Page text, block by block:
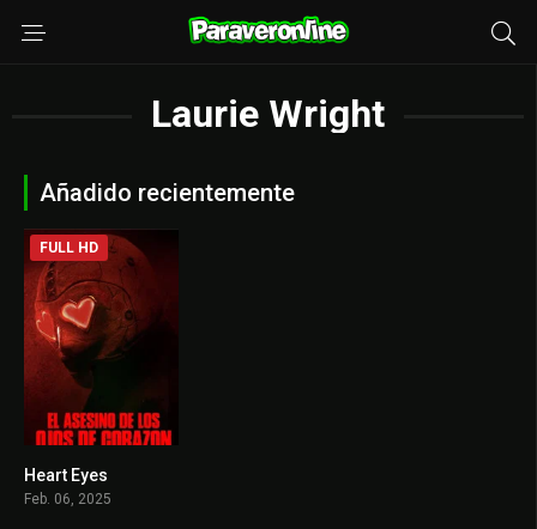
Laurie Wright
Añadido recientemente
FULL HD
Heart Eyes
Feb. 06, 2025